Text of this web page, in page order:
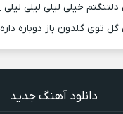
خیلی لیلی لیلی
توی گلدون باز دوباره
دانلود آهنگ جدید